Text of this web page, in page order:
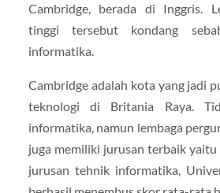
Cambridge, berada di Inggris.
tinggi tersebut kondang
informatika.
Cambridge adalah kota yang jadi
teknologi di Britania Raya.
informatika, namun lembaga
juga memiliki jurusan terbaik
jurusan tehnik informatika,